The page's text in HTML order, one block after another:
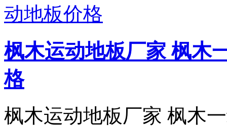
枫木运动地板厂家 枫木
格
枫木运动地板厂家 枫木